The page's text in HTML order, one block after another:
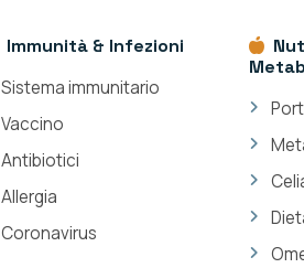
Immunità & Infezioni
Sistema immunitario
Vaccino
Antibiotici
Allergia
Coronavirus